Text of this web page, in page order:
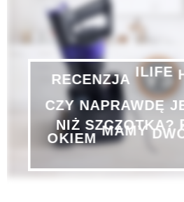
RECENZJA ILIFE
CZY NAPRAWDĘ
NIŻ SZCZOTKA?
OKIEM MAMY